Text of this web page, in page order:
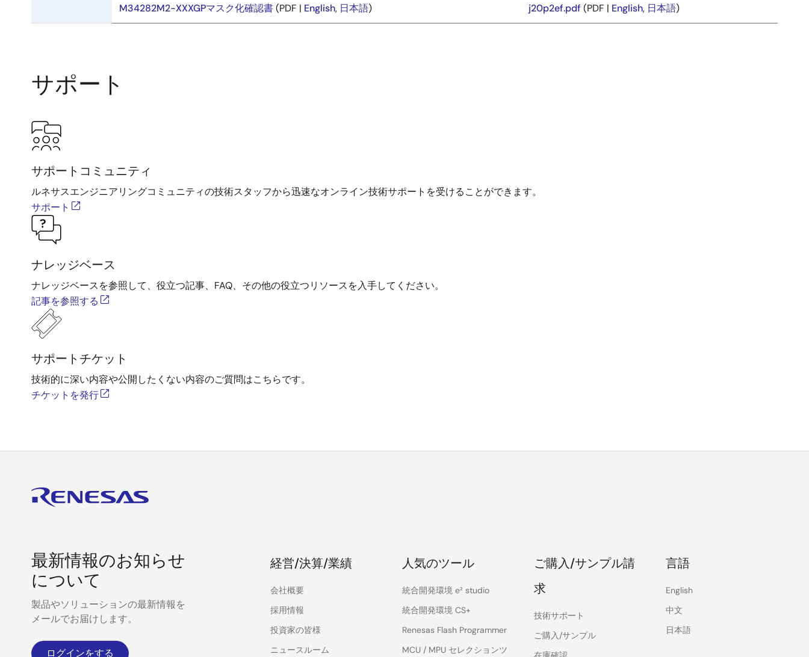
M34282M2-XXXGPマスク化確認書(PDF | English, 日本語) j20p2ef.pdf (PDF | English, 日本語)
サポート
サポートコミュニティ
ルネサスエンジニアリングコミュニティの技術スタッフから迅速なオンライン技術サポートを受けることができます。
サポート
ナレッジベース
ナレッジベースを参照して、役立つ記事、FAQ、その他の役立つリソースを入手してください。
記事を参照する
サポートチケット
技術的に深い内容や公開したくない内容のご質問はこちらです。
チケットを発行
最新情報のお知らせ
について
製品やソリューションの最新情報を
メールでお届けします。
ログインをする
経営/決算/業績
会社概要
採用情報
投資家の皆様
ニュースルーム
人気のツール
統合開発環境 e² studio
統合開発環境 CS+
Renesas Flash Programmer
MCU / MPU セレクションツ
ご購入/サンプル請
求
技術サポート
ご購入/サンプル
言語
English
中文
日本語